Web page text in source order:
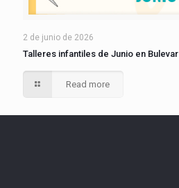
2 de junio de 2026
Talleres infantiles de Junio en Bulevar
Read more